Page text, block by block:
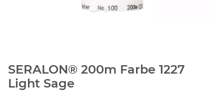
SERALON® 200m Farbe 1227
Light Sage